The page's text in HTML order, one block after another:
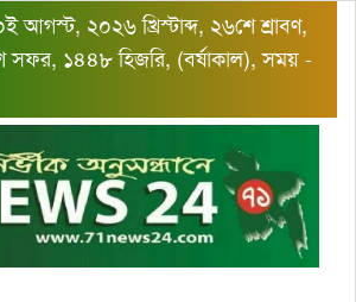
২০২৬ খ্রিস্টাব্দ, ২৬শে শ্রাবণ,
সফর, ১৪৪৮ হিজরি, (বর্ষাকাল), সময় -